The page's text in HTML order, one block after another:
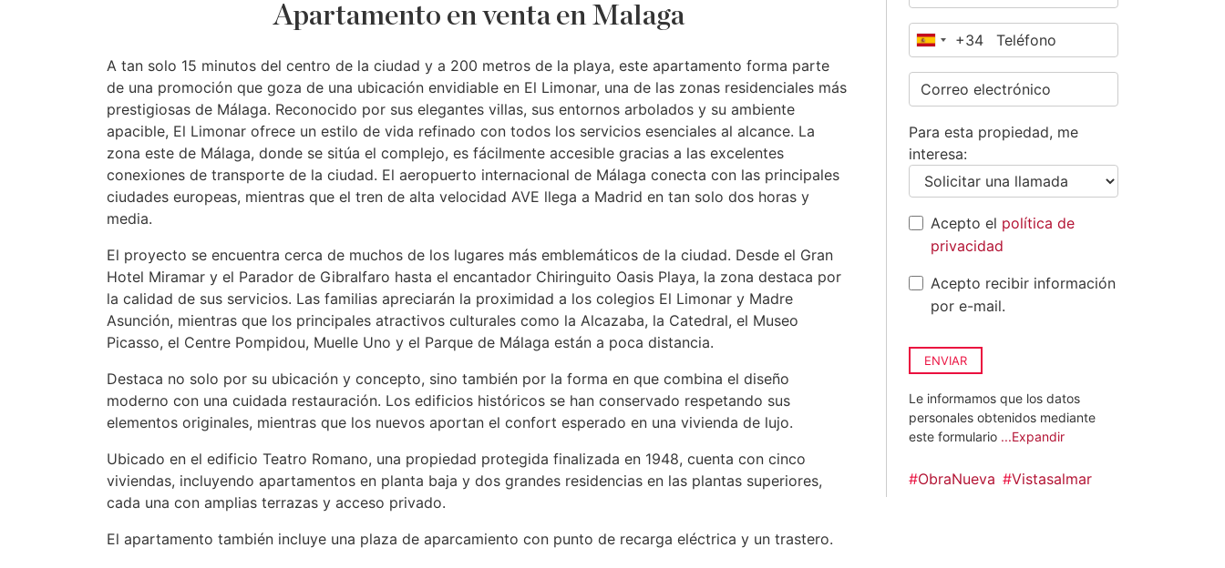
Apartamento en venta en Malaga
A tan solo 15 minutos del centro de la ciudad y a 200 metros de la playa, este apartamento forma parte
de una promoción que goza de una ubicación envidiable en El Limonar, una de las zonas residenciales más
prestigiosas de Málaga. Reconocido por sus elegantes villas, sus entornos arbolados y su ambiente
apacible, El Limonar ofrece un estilo de vida refinado con todos los servicios esenciales al alcance. La
zona este de Málaga, donde se sitúa el complejo, es fácilmente accesible gracias a las excelentes
conexiones de transporte de la ciudad. El aeropuerto internacional de Málaga conecta con las principales
ciudades europeas, mientras que el tren de alta velocidad AVE llega a Madrid en tan solo dos horas y
media.
El proyecto se encuentra cerca de muchos de los lugares más emblemáticos de la ciudad. Desde el Gran
Hotel Miramar y el Parador de Gibralfaro hasta el encantador Chiringuito Oasis Playa, la zona destaca por
la calidad de sus servicios. Las familias apreciarán la proximidad a los colegios El Limonar y Madre
Asunción, mientras que los principales atractivos culturales como la Alcazaba, la Catedral, el Museo
Picasso, el Centre Pompidou, Muelle Uno y el Parque de Málaga están a poca distancia.
Destaca no solo por su ubicación y concepto, sino también por la forma en que combina el diseño
moderno con una cuidada restauración. Los edificios históricos se han conservado respetando sus
elementos originales, mientras que los nuevos aportan el confort esperado en una vivienda de lujo.
Ubicado en el edificio Teatro Romano, una propiedad protegida finalizada en 1948, cuenta con cinco
viviendas, incluyendo apartamentos en planta baja y dos grandes residencias en las plantas superiores,
cada una con amplias terrazas y acceso privado.
El apartamento también incluye una plaza de aparcamiento con punto de recarga eléctrica y un trastero.
España
+34
Para esta propiedad, me
interesa:
Acepto el política de
privacidad
Acepto recibir información
por e-mail.
ENVIAR
Le informamos que los datos
personales obtenidos mediante
este formulario ...Expandir
#ObraNueva #Vistasalmar